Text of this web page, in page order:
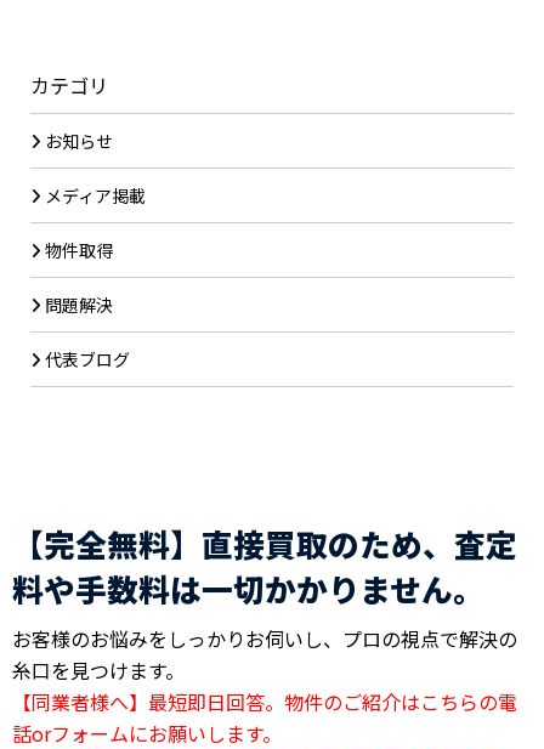
カテゴリ
お知らせ
メディア掲載
物件取得
問題解決
代表ブログ
【完全無料】直接買取のため、査定
料や手数料は一切かかりません。
お客様のお悩みをしっかりお伺いし、プロの視点で解決の
糸口を見つけます。
【同業者様へ】最短即日回答。物件のご紹介はこちらの電
話orフォームにお願いします。